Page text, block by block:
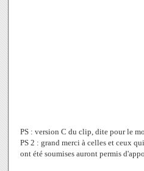
PS : version C du clip, dite pour le
PS 2 : grand merci à celles et ceux
ont été soumises auront permis